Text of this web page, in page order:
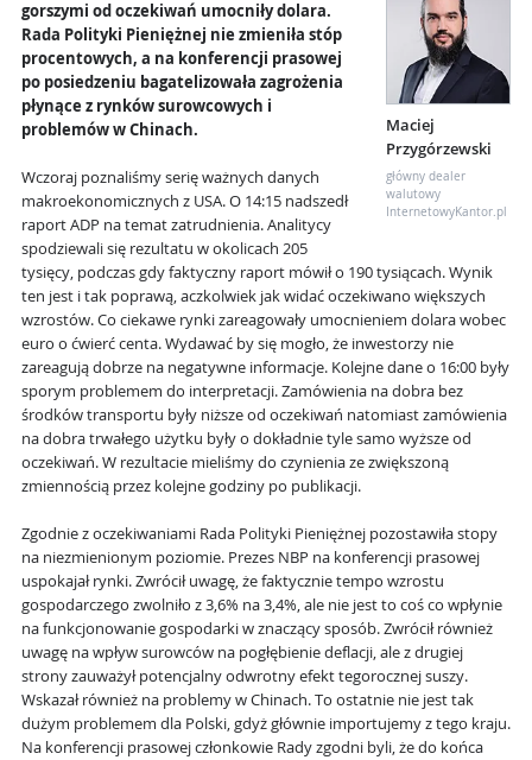
Maciej
Przygórzewski
główny dealer
walutowy
InternetowyKantor.pl
gorszymi od oczekiwań umocniły dolara.
Rada Polityki Pieniężnej nie zmieniła stóp
procentowych, a na konferencji prasowej
po posiedzeniu bagatelizowała zagrożenia
płynące z rynków surowcowych i
problemów w Chinach.
Wczoraj poznaliśmy serię ważnych danych
makroekonomicznych z USA. O 14:15 nadszedł
raport ADP na temat zatrudnienia. Analitycy
spodziewali się rezultatu w okolicach 205
tysięcy, podczas gdy faktyczny raport mówił o 190 tysiącach. Wynik
ten jest i tak poprawą, aczkolwiek jak widać oczekiwano większych
wzrostów. Co ciekawe rynki zareagowały umocnieniem dolara wobec
euro o ćwierć centa. Wydawać by się mogło, że inwestorzy nie
zareagują dobrze na negatywne informacje. Kolejne dane o 16:00 były
sporym problemem do interpretacji. Zamówienia na dobra bez
środków transportu były niższe od oczekiwań natomiast zamówienia
na dobra trwałego użytku były o dokładnie tyle samo wyższe od
oczekiwań. W rezultacie mieliśmy do czynienia ze zwiększoną
zmiennością przez kolejne godziny po publikacji.
Zgodnie z oczekiwaniami Rada Polityki Pieniężnej pozostawiła stopy
na niezmienionym poziomie. Prezes NBP na konferencji prasowej
uspokajał rynki. Zwrócił uwagę, że faktycznie tempo wzrostu
gospodarczego zwolniło z 3,6% na 3,4%, ale nie jest to coś co wpłynie
na funkcjonowanie gospodarki w znaczący sposób. Zwrócił również
uwagę na wpływ surowców na pogłębienie deflacji, ale z drugiej
strony zauważył potencjalny odwrotny efekt tegorocznej suszy.
Wskazał również na problemy w Chinach. To ostatnie nie jest tak
dużym problemem dla Polski, gdyż głównie importujemy z tego kraju.
Na konferencji prasowej członkowie Rady zgodni byli, że do końca